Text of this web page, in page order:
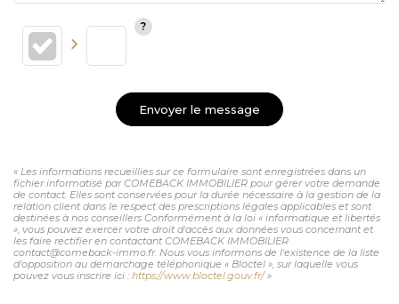
Envoyer le message
« Les informations recueillies sur ce formulaire sont enregistrées dans un
fichier informatisé par COMEBACK IMMOBILIER pour gérer votre demande
de contact. Elles sont conservées pour la durée nécessaire à la gestion de la
relation client dans le respect des prescriptions légales applicables et sont
destinées à nos conseillers Conformément à la loi « informatique et libertés
», vous pouvez exercer votre droit d'accès aux données vous concernant et
les faire rectifier en contactant COMEBACK IMMOBILIER
contact@comeback-immo.fr. Nous vous informons de l'existence de la liste
d'opposition au démarchage téléphonique « Bloctel », sur laquelle vous
pouvez vous inscrire ici : https://www.bloctel.gouv.fr/»